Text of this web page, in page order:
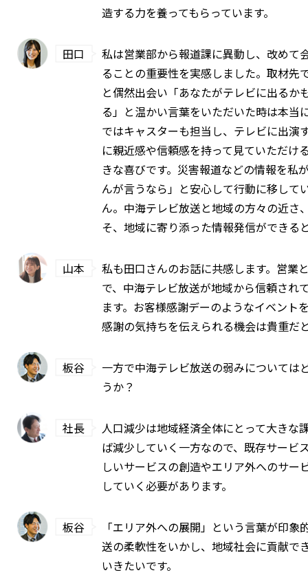
造する力を養ってもらっています。
田口
私は営業部から報道課に異動し、改めて
ることの重要性を実感しました。取材先
と偶然出会い「あなたがテレビに出るか
る」と温かい言葉をいただいた時は本当
ではキャスターも担当し、テレビに出演
に親近感や信頼感を持って見ていただけ
きな喜びです。災害報道などの情報を私
んが言うなら」と安心して行動に移して
ん。中海テレビ放送と地域の方々の近さ
そ、地域に寄り添った情報発信ができる
山本
私も田口さんのお話に共感します。営業
で、中海テレビ放送が地域から信頼され
ます。お客様感謝デーのようなイベント
感謝の気持ちを伝えられる機会は貴重だ
板谷
一方で中海テレビ放送の弱みについては
うか？
社長
人口減少は地域経済全体にとって大きな
ば減少していく一方なので、既存サービ
しいサービスの創造やエリア外へのサー
していく必要があります。
板谷
「エリア外への展開」という言葉が印象
送の柔軟性をいかし、地域社会に貢献で
いきたいです。